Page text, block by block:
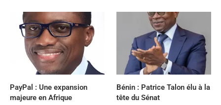
PayPal : Une expansion
majeure en Afrique
Bénin : Patrice Talon élu à la
tête du Sénat